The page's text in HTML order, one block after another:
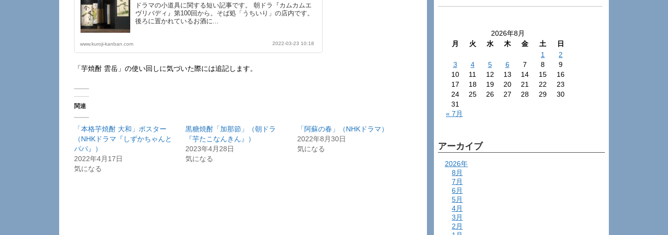
ドラマの小道具に関する短い記事です。 朝ドラ『カムカムエ
ヴリバディ』第100回から。そば処「うちいり」の店内です。
後ろに置かれているお酒に...
www.kuroji-kanban.com 2022-03-23 10:18
「芋焼酎 雲岳」の使い回しに気づいた際には追記します。
関連
「本格芋焼酎 大和」ポスター
（NHKドラマ『しずかちゃんと
パパ』）
2022年4月17日
気になる
黒糖焼酎「加那節」（朝ドラ
『芋たこなんきん』）
2023年4月28日
気になる
「阿蘇の春」（NHKドラマ）
2022年8月30日
気になる
2026年8月
月
火 水 木 金 土
日
1
2
3
4 5 6 7 8
9
10
11 12 13 14 15
16
17
18 19 20 21 22
23
24
25 26 27 28 29
30
31
« 7月
アーカイブ
2026年
8月
7月
6月
5月
4月
3月
2月